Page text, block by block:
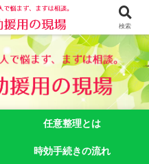
合事務所にご相談下さい。 東京都
ル新宿４階 TEL:03-3356-3750
任意整理とは
時効手続きの流れ
検索